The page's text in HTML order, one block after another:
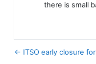
there is small
← ITSO early closure